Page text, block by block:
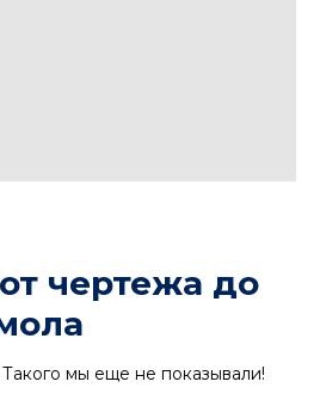
чертежа до
мы еще не показывали!